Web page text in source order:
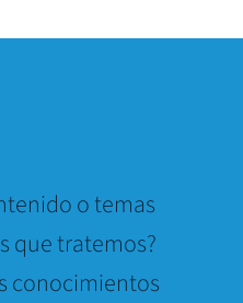
o temas
que tratemos?
conocimientos